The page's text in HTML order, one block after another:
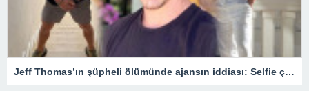
Jeff Thomas’ın şüpheli ölümünde ajansın iddiası: Selfie çekerken balkondan düştü – Son Dakika Magazin Haberleri